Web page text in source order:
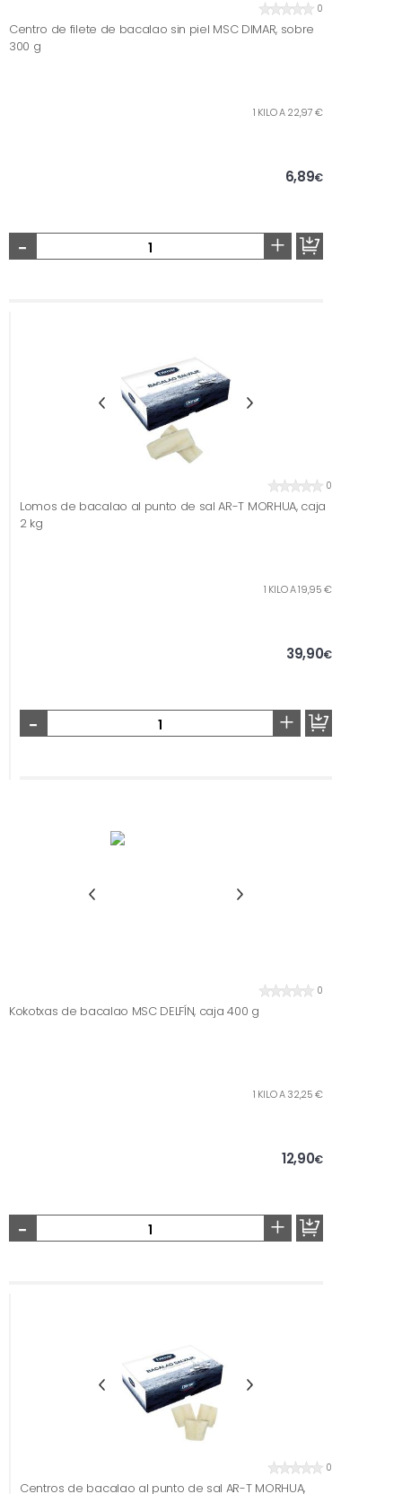
0
Centro de filete de bacalao sin piel MSC DIMAR, sobre
300 g
1 KILO A 22,97 €
6,89€
- +
0
Lomos de bacalao al punto de sal AR-T MORHUA, caja
2 kg
1 KILO A 19,95 €
39,90€
- +
0
Kokotxas de bacalao MSC DELFÍN, caja 400 g
1 KILO A 32,25 €
12,90€
- +
0
Centros de bacalao al punto de sal AR-T MORHUA,